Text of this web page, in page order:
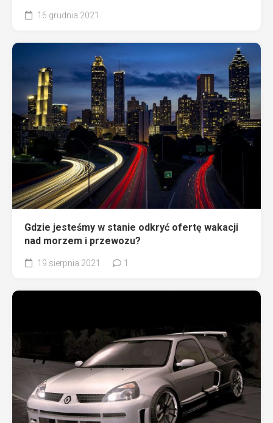
16 grudnia 2021
Gdzie jesteśmy w stanie odkryć ofertę wakacji
nad morzem i przewozu?
19 sierpnia 2021 1